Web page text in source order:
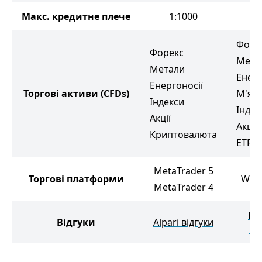
Макс. кредитне плече 1:1000
Торгові активи (CFDs)
Форекс
Метали
Енергоносії
Індекси
Акції
Криптовалюта
Акції
ETF
Торгові платформи
MetaTrader 5
MetaTrader 4
Відгуки Alpari відгуки